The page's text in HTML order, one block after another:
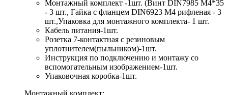
Монтажный комплект -1шт. (Винт DIN7985 М4*35
- 3 шт., Гайка с фланцем DIN6923 M4 рифленая - 3
шт.,Упаковка для монтажного комплекта- 1 шт.
Кабель питания-1шт.
Розетка 7-контактная с резиновым
уплотнителем(пыльником)-1шт.
Инструкция по подключению и монтажу со
вспомогательным изображением-1шт.
Упаковочная коробка-1шт.
Монтажный комплект: